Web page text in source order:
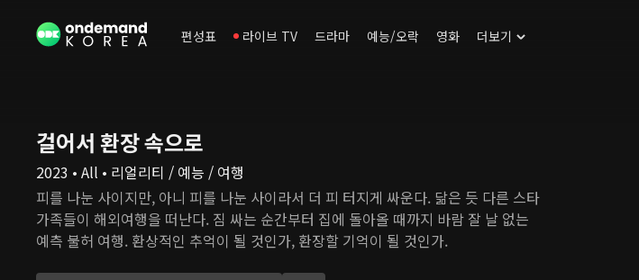
편성표 라이브 TV 드라마 예능/오락 영화 더보기
걸어서 환장 속으로
2023 • All • 리얼리티 / 예능 / 여행
피를 나눈 사이지만, 아니 피를 나눈 사이라서 더 피 터지게 싸운다. 닮은 듯 다른 스타
가족들이 해외여행을 떠난다. 짐 싸는 순간부터 집에 돌아올 때까지 바람 잘 날 없는
예측 불허 여행. 환상적인 추억이 될 것인가, 환장할 기억이 될 것인가.